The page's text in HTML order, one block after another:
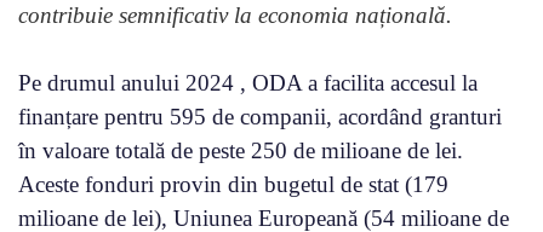
contribuie semnificativ la economia națională.
Pe drumul anului 2024 , ODA a facilita accesul la
finanțare pentru 595 de companii, acordând granturi
în valoare totală de peste 250 de milioane de lei.
Aceste fonduri provin din bugetul de stat (179
milioane de lei), Uniunea Europeană (54 milioane de